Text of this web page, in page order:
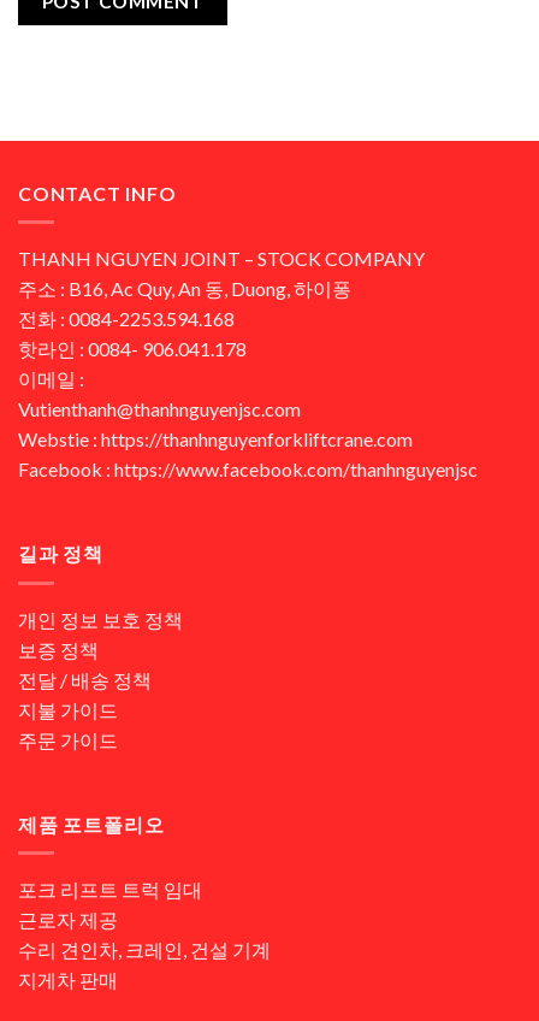
CONTACT INFO
THANH NGUYEN JOINT – STOCK COMPANY
주소 : B16, Ac Quy, An 동, Duong, 하이퐁
전화 : 0084-2253.594.168
핫라인 : 0084- 906.041.178
이메일 :
Vutienthanh@thanhnguyenjsc.com
Webstie : https://thanhnguyenforkliftcrane.com
Facebook : https://www.facebook.com/thanhnguyenjsc
길과 정책
개인 정보 보호 정책
보증 정책
전달 / 배송 정책
지불 가이드
주문 가이드
제품 포트폴리오
포크 리프트 트럭 임대
근로자 제공
수리 견인차, 크레인, 건설 기계
지게차 판매